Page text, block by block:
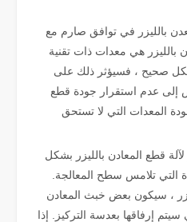
في الصناعة التحويلية سريعة
بالليزر في توافق صارم مع
بالليزر هي معدات ذات تقنية
صحيح ، فسيؤثر ذلك على
إلى عدم استقرار جودة قطع
المعدات التي لا تستحق
قطع المعادن بالليزر بشكل
التي تلامس سطح المعالجة.
، سيكون بعض خبث المعادن
سيتم إرفاقها بعدسة التركيز. إذا